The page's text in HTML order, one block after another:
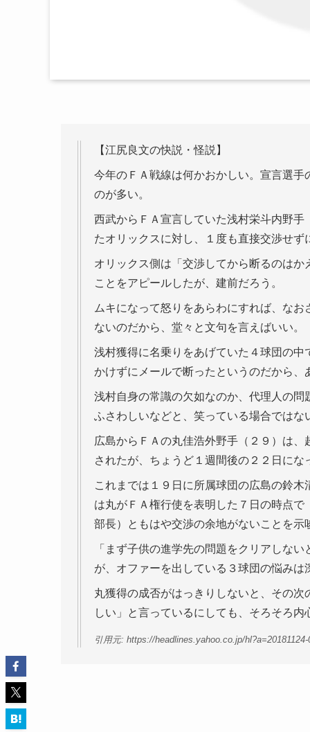
【江尻良文の快説・怪説】
今年のＦＡ戦線は何かおかしい。宣言選
のが多い。
西武からＦＡ宣言していた浅村栄斗内野
たオリックスに対し、１度も直接交渉せ
オリックス側は「交渉してから断るのは
ことをアピールしたが、建前だろう。
ムキになって怒りをあらわにすれば、な
ないのだから、堂々と文句を言えばいい。
浅村獲得に名乗りをあげていた４球団の
かけずにメールで断ったというのだから、
浅村自身の常識の欠如なのか、代理人の
ふさわしいなどと、笑っている場合ではな
広島からＦＡの丸佳浩外野手（２９）は
されたが、ちょうど１週間後の２２日に
これまでは１９日に所属球団の広島の鈴
は丸がＦＡ権行使を表明した７日の時点
部長）ともはや交渉の余地がないことを
「まず子供の進学先の問題をクリアしな
が、オファーを出している３球団の悩みは
丸獲得の成否がはっきりしないと、その
しい」と言っているにしても、そろそろ
引用元: https://headlines.yahoo.co.jp/